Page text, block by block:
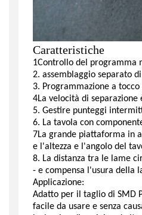
Caratteristiche
1Controllo del programma
2. assemblaggio separato
3. Programmazione a
4La velocità di
5. Gestire punteggi
6. La tavola con
7La grande piattaforma in
e l'altezza e l'angolo del
8. La distanza tra le lame
- e compensa l'usura della
Applicazione:
Adatto per il taglio di SMD
facile da usare e senza